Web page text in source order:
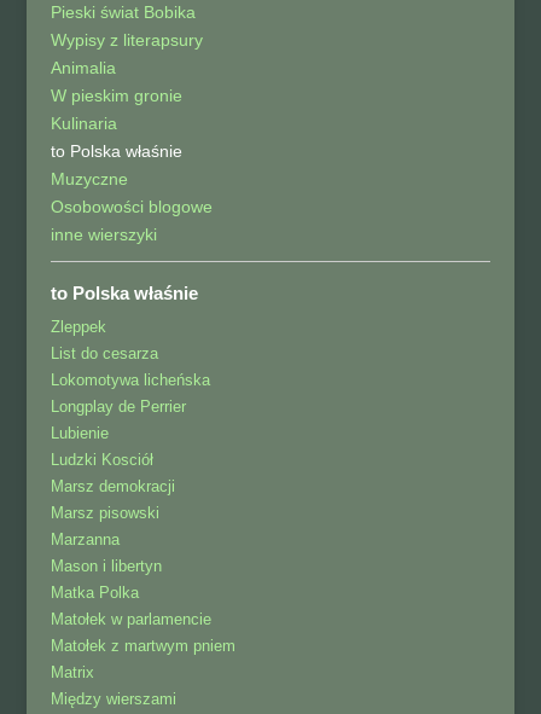
Pieski świat Bobika
Wypisy z literapsury
Animalia
W pieskim gronie
Kulinaria
to Polska właśnie
Muzyczne
Osobowości blogowe
inne wierszyki
to Polska właśnie
Zleppek
List do cesarza
Lokomotywa licheńska
Longplay de Perrier
Lubienie
Ludzki Kosciół
Marsz demokracji
Marsz pisowski
Marzanna
Mason i libertyn
Matka Polka
Matołek w parlamencie
Matołek z martwym pniem
Matrix
Między wierszami